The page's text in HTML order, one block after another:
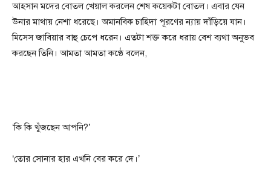
আহসান মদের বোতল খেয়াল করলেন শেষ কয়েকটা বোতল। এবার যেন
উনার মাথায় নেশা ধরেছে। অমানবিক চাহিদা পূরণের ন্যায় দাঁড়িয়ে যান।
মিসেস জাবিয়ার বাহু চেপে ধরেন। এতটা শক্ত করে ধরায় বেশ ব্যথা অনুভব
করছেন তিনি। আমতা আমতা কণ্ঠে বলেন,
‘কি কি খুঁজছেন আপনি?’
‘তোর সোনার হার এখনি বের করে দে।’